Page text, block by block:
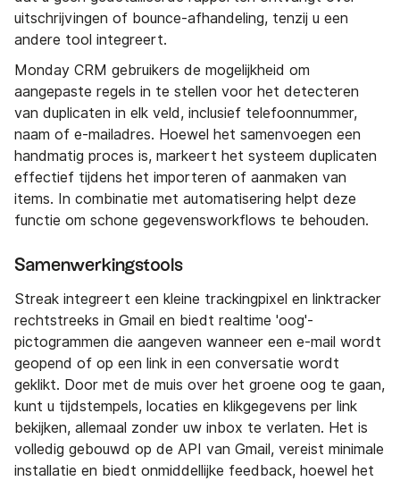
uitschrijvingen of bounce-afhandeling, tenzij u een
andere tool integreert.
Monday CRM gebruikers de mogelijkheid om
aangepaste regels in te stellen voor het detecteren
van duplicaten in elk veld, inclusief telefoonnummer,
naam of e-mailadres. Hoewel het samenvoegen een
handmatig proces is, markeert het systeem duplicaten
effectief tijdens het importeren of aanmaken van
items. In combinatie met automatisering helpt deze
functie om schone gegevensworkflows te behouden.
Samenwerkingstools
Streak integreert een kleine trackingpixel en linktracker
rechtstreeks in Gmail en biedt realtime 'oog'-
pictogrammen die aangeven wanneer een e-mail wordt
geopend of op een link in een conversatie wordt
geklikt. Door met de muis over het groene oog te gaan,
kunt u tijdstempels, locaties en klikgegevens per link
bekijken, allemaal zonder uw inbox te verlaten. Het is
volledig gebouwd op de API van Gmail, vereist minimale
installatie en biedt onmiddellijke feedback, hoewel het